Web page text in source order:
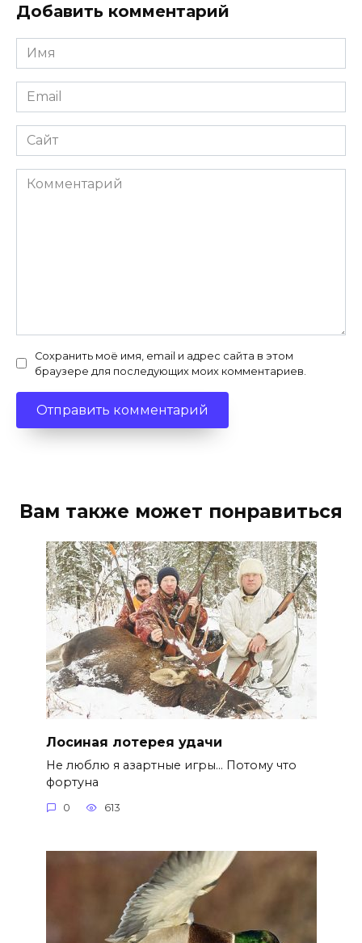
Добавить комментарий
Имя
*
Email
*
Сайт
Комментарий
Сохранить моё имя, email и адрес сайта в этом
браузере для последующих моих комментариев.
Вам также может понравиться
Лосиная лотерея удачи
Не люблю я азартные игры… Потому что
фортуна
0 613